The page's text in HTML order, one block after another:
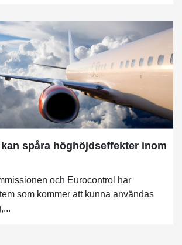
spåra höghöjdseffekter inom
och Eurocontrol har
som kommer att kunna användas